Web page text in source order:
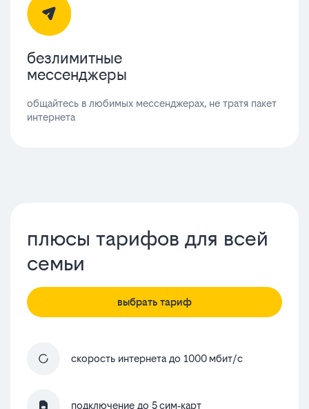
безлимитные
мессенджеры
общайтесь в любимых мессенджерах, не тратя пакет
интернета
плюсы тарифов для всей
семьи
выбрать тариф
скорость интернета до 1000 мбит/с
подключение до 5 сим‑карт